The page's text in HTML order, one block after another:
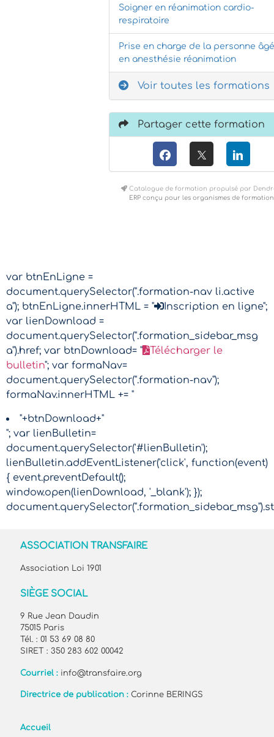
Soigner en réanimation cardio-
respiratoire
Prise en charge de la personne
en anesthésie réanimation
Voir toutes les formations
Partager cette formation
Catalogue de formation propulsé par
ERP conçu pour les organismes de formation
var btnEnLigne =
document.querySelector(".formation-nav li.active
a"); btnEnLigne.innerHTML = "
Inscription en ligne";
var lienDownload =
document.querySelector(".formation_sidebar_msg
a").href; var btnDownload= "
Télécharger le
bulletin"; var formaNav=
document.querySelector(".formation-nav");
formaNav.innerHTML += "
"+btnDownload+"
"; var lienBulletin=
document.querySelector('#lienBulletin');
lienBulletin.addEventListener('click', function(event)
{ event.preventDefault();
window.open(lienDownload, '_blank'); });
ASSOCIATION TRANSFAIRE
Association Loi 1901
SIÈGE SOCIAL
9 Rue Jean Daudin
75015 Paris
Tél. : 01 53 69 08 80
SIRET : 350 283 602 00042
Courriel : info@transfaire.org
Directrice de publication :Corinne BERINGS
Accueil